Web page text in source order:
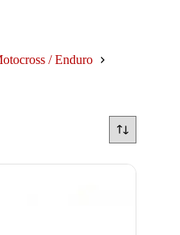
/ Enduro